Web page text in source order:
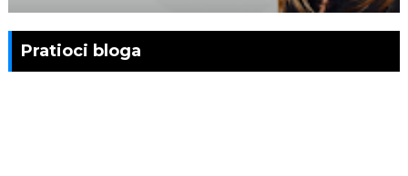
Pratioci bloga